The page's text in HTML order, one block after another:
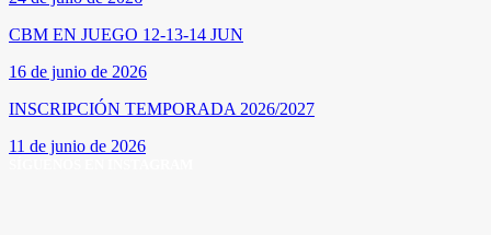
CBM EN JUEGO 12-13-14 JUN
16 de junio de 2026
INSCRIPCIÓN TEMPORADA 2026/2027
11 de junio de 2026